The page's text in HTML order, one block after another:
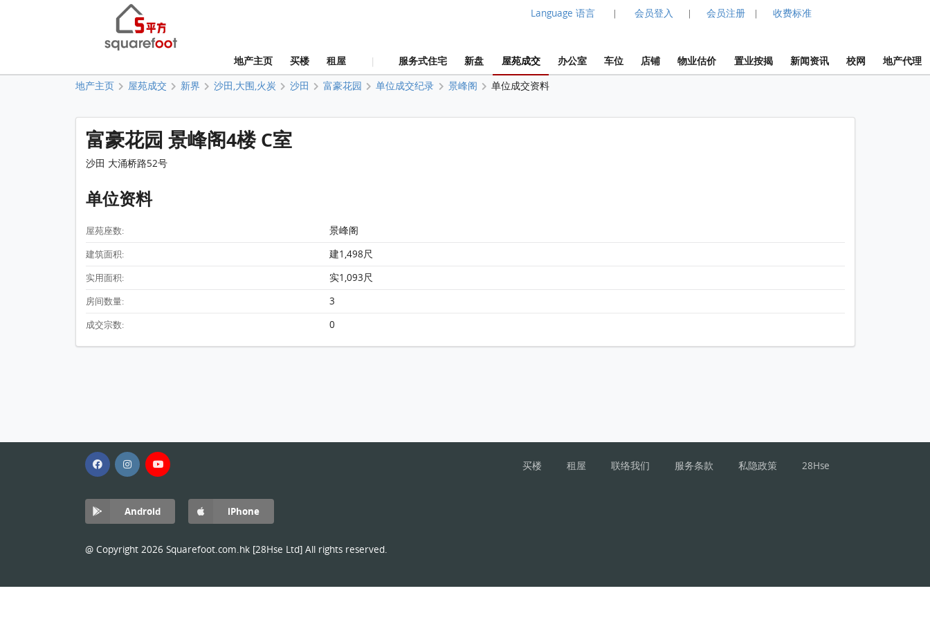
Language 语言 | 会员登入 | 会员注册 | 收费标准
地产主页 买楼 租屋 | 服务式住宅 新盘 屋苑成交 办公室 车位 店铺 物业估价 置业按揭 新闻资讯 校网 地产代理
地产主页 屋苑成交 新界 沙田,大围,火炭 沙田 富豪花园 单位成交纪录 景峰阁 单位成交资料
富豪花园 景峰阁4楼 C室
沙田 大涌桥路52号
单位资料
屋苑座数: 景峰阁
建筑面积: 建1,498尺
实用面积: 实1,093尺
房间数量: 3
成交宗数: 0
买楼 租屋 联络我们 服务条款 私隐政策 28Hse
Android iPhone
@ Copyright 2026 Squarefoot.com.hk [28Hse Ltd] All rights reserved.